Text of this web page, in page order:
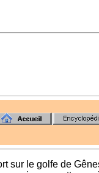
sur le golfe de